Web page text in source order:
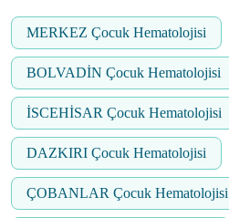
MERKEZ Çocuk Hematolojisi
BOLVADİN Çocuk Hematolojisi
İSCEHİSAR Çocuk Hematolojisi
DAZKIRI Çocuk Hematolojisi
ÇOBANLAR Çocuk Hematolojisi